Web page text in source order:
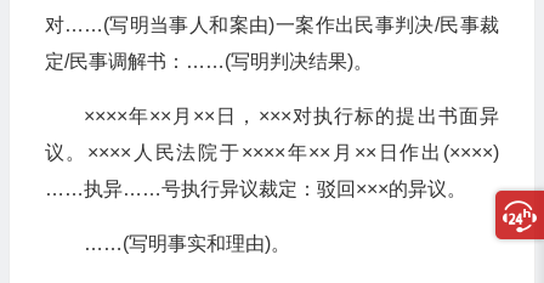
对……(写明当事人和案由)一案作出民事判决/民事裁
定/民事调解书：……(写明判决结果)。
××××年××月××日，×××对执行标的提出书面异
议。××××人民法院于××××年××月××日作出(××××)
……执异……号执行异议裁定：驳回×××的异议。
……(写明事实和理由)。